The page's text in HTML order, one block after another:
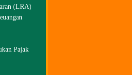
(LRA)
Pajak